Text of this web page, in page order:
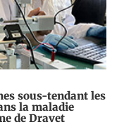
sous-tendant les
la maladie
de Dravet